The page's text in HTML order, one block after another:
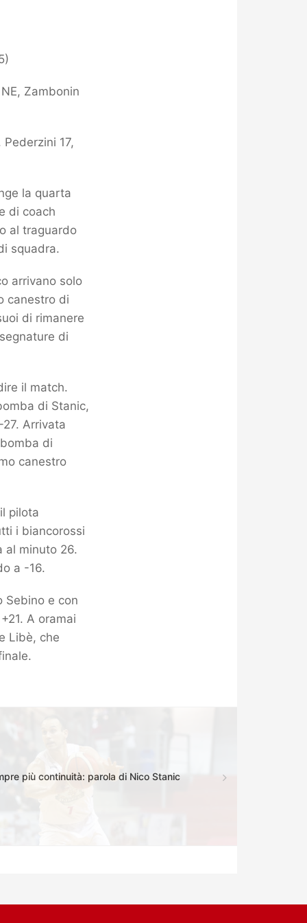
Zambonin
17,
la quarta
di coach
al traguardo
squadra.
arrivano solo
canestro di
di rimanere
di
il match.
di Stanic,
Arrivata
di
canestro
pilota
i biancorossi
al minuto 26.
a -16.
Sebino e con
A oramai
Libè, che
più continuità: parola di Nico Stanic